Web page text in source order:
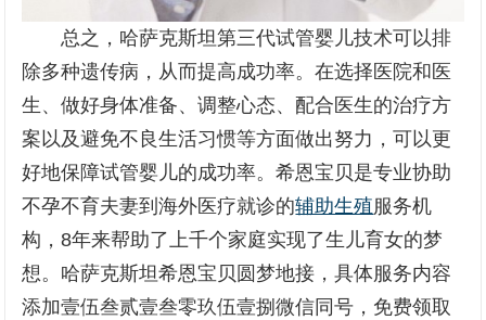
总之，哈萨克斯坦第三代试管婴儿技术可以排
除多种遗传病，从而提高成功率。在选择医院和医
生、做好身体准备、调整心态、配合医生的治疗方
案以及避免不良生活习惯等方面做出努力，可以更
好地保障试管婴儿的成功率。希恩宝贝是专业协助
不孕不育夫妻到海外医疗就诊的辅助生殖服务机
构，8年来帮助了上千个家庭实现了生儿育女的梦
想。哈萨克斯坦希恩宝贝圆梦地接，具体服务内容
添加壹伍叁贰壹叁零玖伍壹捌微信同号，免费领取